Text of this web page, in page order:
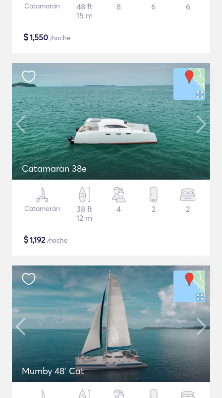
Catamarán
48 ft
15 m
8 6 6
$1,550 /noche
Catamaran 38e
Catamarán
38 ft
12 m
4 2 2
$1,192/noche
Mumby 48' Cat